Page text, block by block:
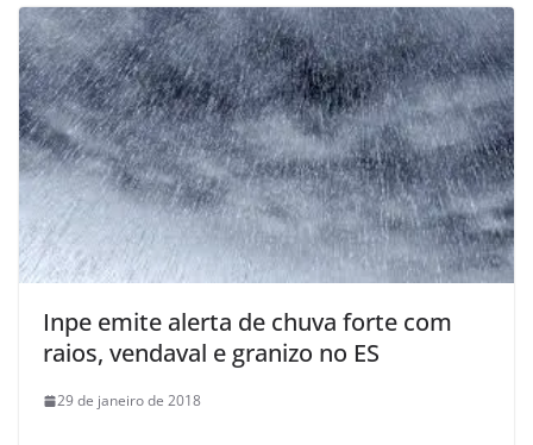
Inpe emite alerta de chuva forte com
raios, vendaval e granizo no ES
29 de janeiro de 2018